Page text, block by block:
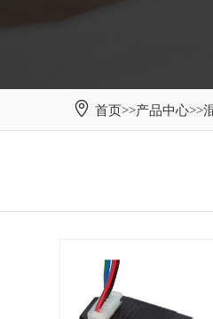
首页>>产品中心>>